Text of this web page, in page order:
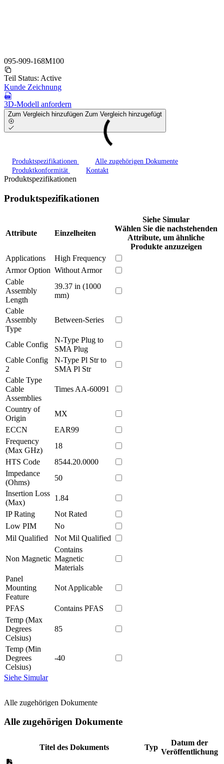
095-909-168M100
Teil Status: Active
Kunde Zeichnung
3D-Modell anfordern
Zum Vergleich hinzufügen Zum Vergleich hinzugefügt
Produktspezifikationen
Alle zugehörigen Dokumente
Produktkonformität
Kontakt
Produktspezifikationen
Produktspezifikationen
Attribute Einzelheiten
Siehe Simular
Wählen Sie die nachstehenden
Attribute, um ähnliche
Produkte anzuzeigen
Applications
High Frequency
Armor Option Without Armor
Cable
Assembly
Length
39.37 in (1000
mm)
Cable
Assembly
Type
Between-Series
Cable Config
N-Type Plug to
SMA Plug
Cable Config
2
N-Type Pl Str to
SMA Pl Str
Cable Type
Cable
Assemblies
Times AA-60091
Country of
Origin
MX
ECCN
EAR99
Frequency
(Max GHz)
18
HTS Code
8544.20.0000
Impedance
(Ohms)
50
Insertion Loss
(Max)
1.84
IP Rating
Not Rated
Low PIM
No
Mil Qualified
Not Mil Qualified
Non Magnetic
Contains
Magnetic
Materials
Panel
Mounting
Feature
Not Applicable
PFAS
Contains PFAS
Temp (Max
Degrees
Celsius)
85
Temp (Min
Degrees
Celsius)
-40
Siehe Simular
Alle zugehörigen Dokumente
Alle zugehörigen Dokumente
Titel des Dokuments Typ
Datum der
Veröffentlichung